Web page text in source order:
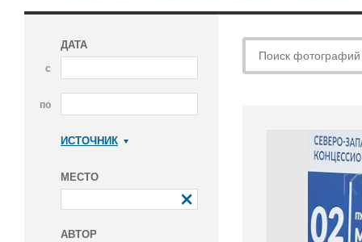
ДАТА
с
по
ИСТОЧНИК
МЕСТО
АВТОР